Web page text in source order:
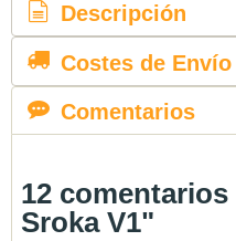
Descripción
Costes de Envío
Comentarios
12 comentarios para "Pack Wing
Sroka V1"